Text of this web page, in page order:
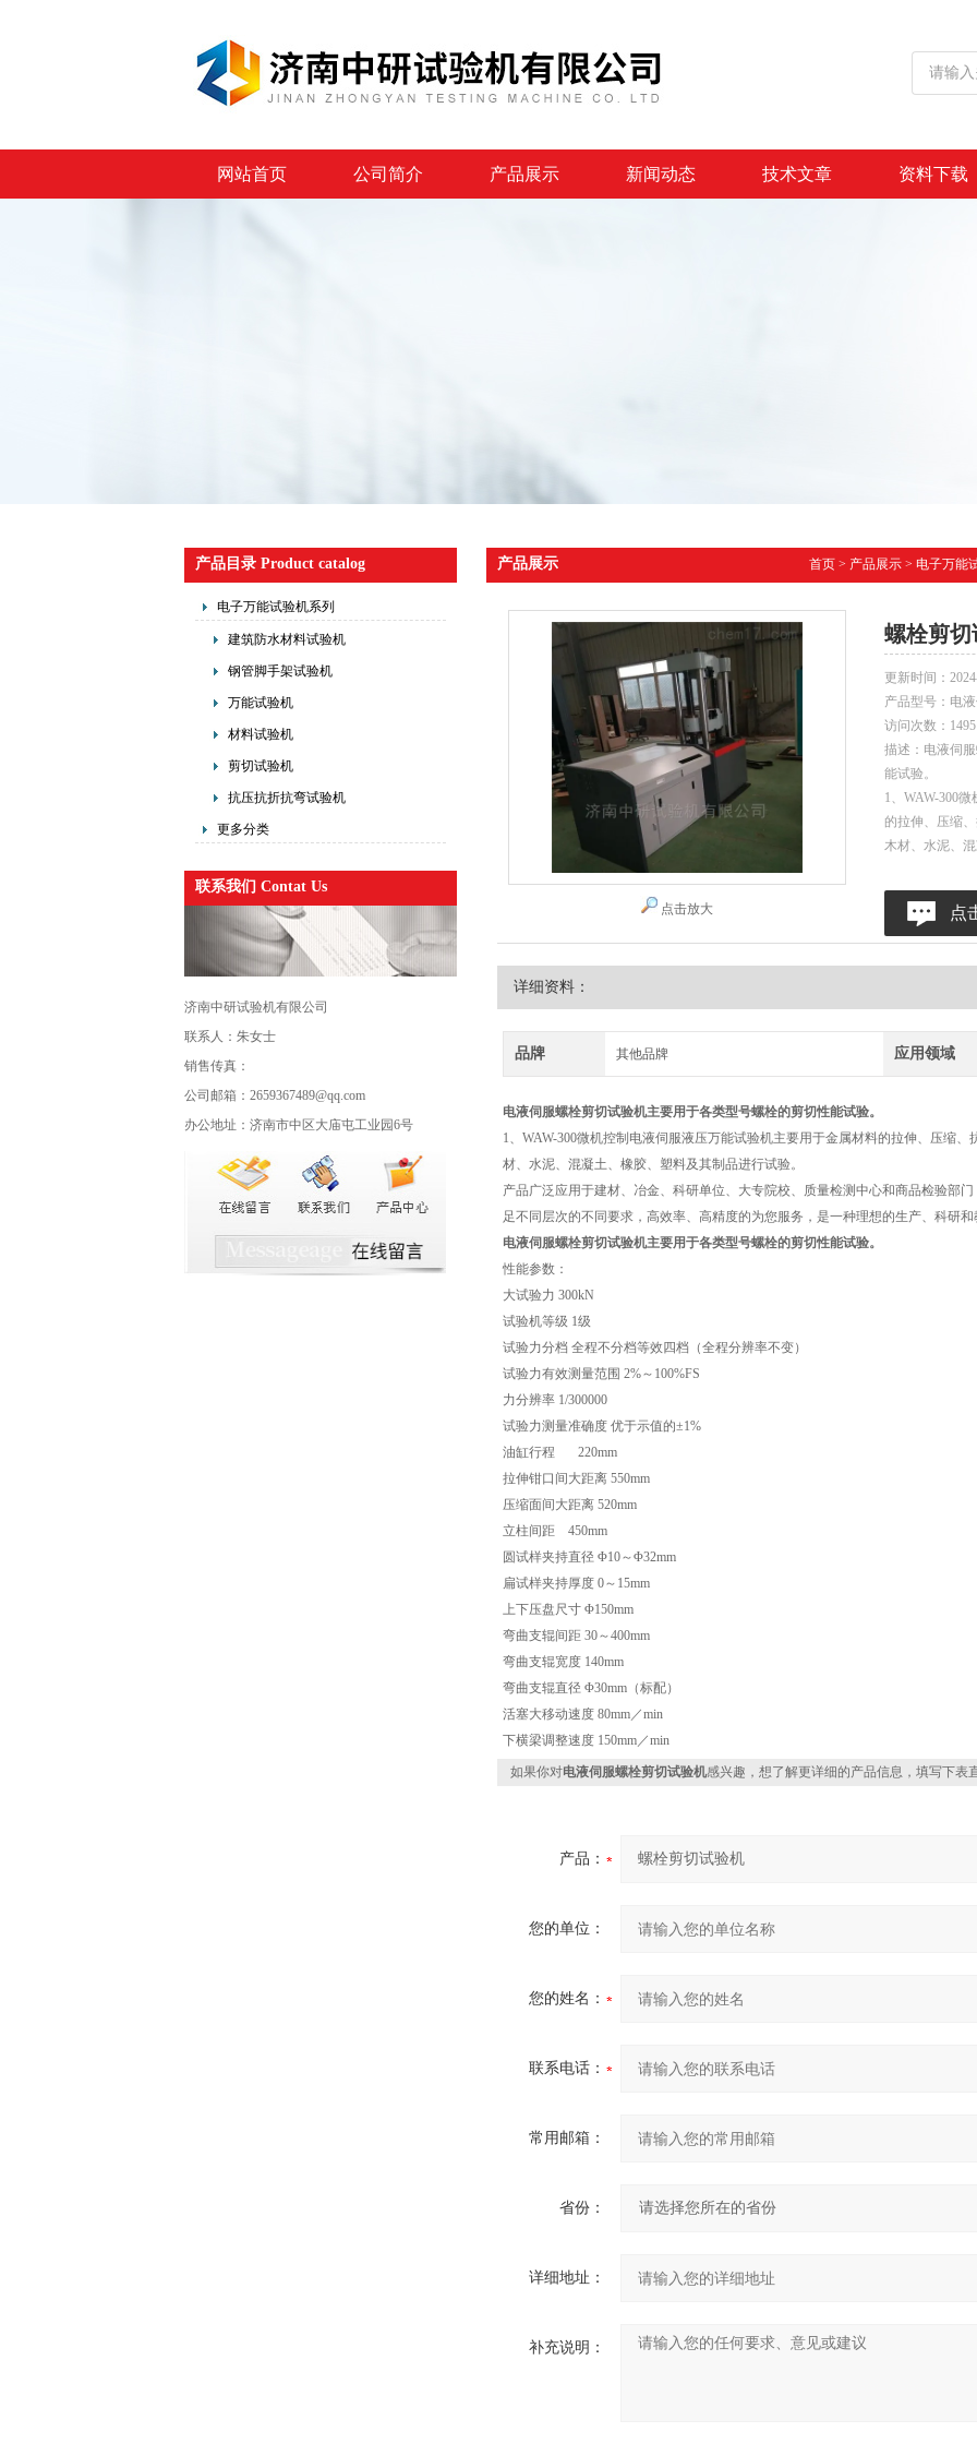
网站首页 公司简介 产品展示 新闻动态 技术文章 资料下载
产品目录 Product catalog
电子万能试验机系列
建筑防水材料试验机
钢管脚手架试验机
万能试验机
材料试验机
剪切试验机
抗压抗折抗弯试验机
更多分类
联系我们 Contat Us
济南中研试验机有限公司
联系人：朱女士
销售传真：
公司邮箱：2659367489@qq.com
办公地址：济南市中区大庙屯工业园6号
产品展示 首页> 产品展示> 电子万能
点击放大
螺栓剪切
更新时间：
产品型号： 电
访问次数： 1495
描述：电液伺
能试验。
1、WAW-300
的拉伸、压缩
木材、水泥、
点
详细资料：
品牌 其他品牌 应用领域
电液伺服螺栓剪切试验机主要用于各类型号螺栓的剪切性能试验。
1、WAW-300微机控制电液伺服液压万能试验机主要用于金属材料的拉伸、压缩
材、水泥、混凝土、橡胶、塑料及其制品进行试验。
产品广泛应用于建材、冶金、科研单位、大专院校、质量检测中心和商品检验部
足不同层次的不同要求，高效率、高精度的为您服务，是一种理想的生产、科研和
电液伺服螺栓剪切试验机主要用于各类型号螺栓的剪切性能试验。
性能参数：
大试验力 300kN
试验机等级 1级
试验力分档 全程不分档等效四档（全程分辨率不变）
试验力有效测量范围 2%～100%FS
力分辨率 1/300000
试验力测量准确度 优于示值的±1%
油缸行程 220mm
拉伸钳口间大距离 550mm
压缩面间大距离 520mm
立柱间距 450mm
圆试样夹持直径 Φ10～Φ32mm
扁试样夹持厚度 0～15mm
上下压盘尺寸 Φ150mm
弯曲支辊间距 30～400mm
弯曲支辊宽度 140mm
弯曲支辊直径 Φ30mm（标配）
活塞大移动速度 80mm／min
下横梁调整速度 150mm／min
如果你对电液伺服螺栓剪切试验机感兴趣，想了解更详细的产品信息，填写下表
产品：
您的单位：
您的姓名：
联系电话：
常用邮箱：
省份：
详细地址：
补充说明：